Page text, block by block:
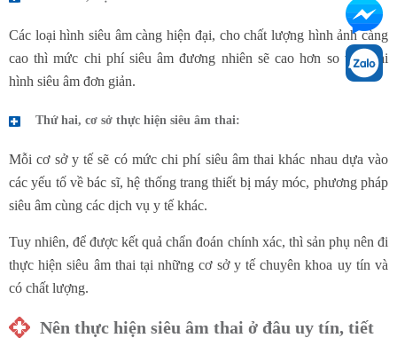
Các loại hình siêu âm càng hiện đại, cho chất lượng hình ảnh càng
cao thì mức chi phí siêu âm đương nhiên sẽ cao hơn so với loại
hình siêu âm đơn giản.
Thứ hai, cơ sở thực hiện siêu âm thai:
Mỗi cơ sở y tế sẽ có mức chi phí siêu âm thai khác nhau dựa vào
các yếu tố về bác sĩ, hệ thống trang thiết bị máy móc, phương pháp
siêu âm cùng các dịch vụ y tế khác.
Tuy nhiên, để được kết quả chẩn đoán chính xác, thì sản phụ nên đi
thực hiện siêu âm thai tại những cơ sở y tế chuyên khoa uy tín và
có chất lượng.
Nên thực hiện siêu âm thai ở đâu uy tín, tiết